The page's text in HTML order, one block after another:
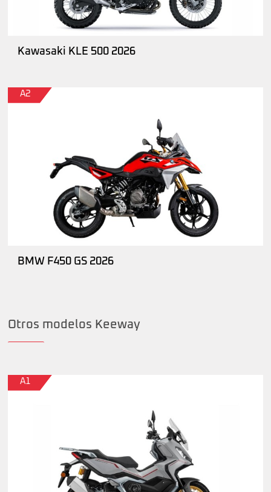
Kawasaki KLE 500 2026
A2
BMW F450 GS 2026
Otros modelos Keeway
A1